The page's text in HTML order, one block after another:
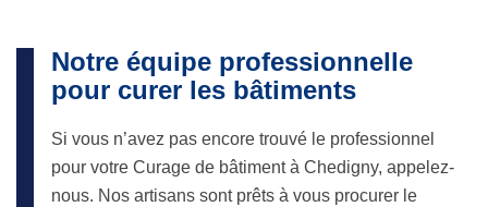
Notre équipe professionnelle
pour curer les bâtiments
Si vous n’avez pas encore trouvé le professionnel
pour votre Curage de bâtiment à Chedigny, appelez-
nous. Nos artisans sont prêts à vous procurer le